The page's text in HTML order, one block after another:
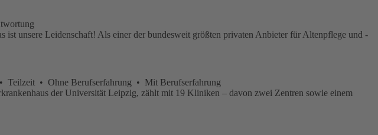
unsere Leidenschaft! Als einer der bundesweit größten privaten Anbieter für Altenpflege und -
• Ohne Berufserfahrung • Mit Berufserfahrung
der Universität Leipzig, zählt mit 19 Kliniken – davon zwei Zentren sowie einem